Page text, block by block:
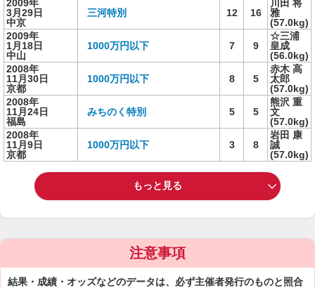
2009年
3月29日
中京
三河特別 12 16
川田 将
雅
(57.0kg)
2009年
1月18日
中山
1000万円以下 7 9
☆三浦
皇成
(56.0kg)
2008年
11月30日
京都
1000万円以下 8 5
赤木 高
太郎
(57.0kg)
2008年
11月24日
福島
みちのく特別 5 5
熊沢 重
文
(57.0kg)
2008年
11月9日
京都
1000万円以下 3 8
岩田 康
誠
(57.0kg)
もっと見る
注意事項
結果・成績・オッズなどのデータは、必ず主催者発行のものと照合